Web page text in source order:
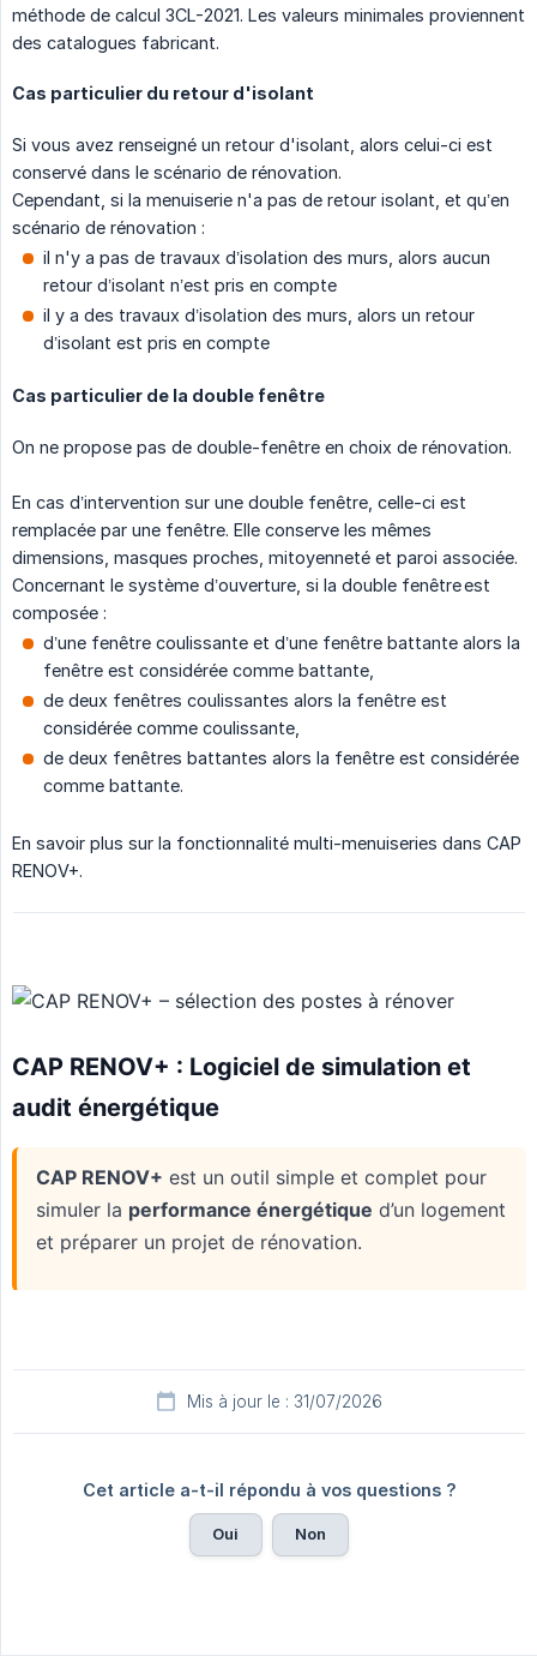
méthode de calcul 3CL-2021. Les valeurs minimales proviennent
des catalogues fabricant.
Cas particulier du retour d'isolant
Si vous avez renseigné un retour d'isolant, alors celui-ci est
conservé dans le scénario de rénovation.
Cependant, si la menuiserie n'a pas de retour isolant, et qu’en
scénario de rénovation :
il n'y a pas de travaux d’isolation des murs, alors aucun
retour d’isolant n’est pris en compte
il y a des travaux d’isolation des murs, alors un retour
d’isolant est pris en compte
Cas particulier de la double fenêtre
On ne propose pas de double-fenêtre en choix de rénovation.
En cas d’intervention sur une double fenêtre, celle-ci est
remplacée par une fenêtre. Elle conserve les mêmes
dimensions, masques proches, mitoyenneté et paroi associée.
Concernant le système d’ouverture, si la double fenêtre est
composée :
d’une fenêtre coulissante et d’une fenêtre battante alors la
fenêtre est considérée comme battante,
de deux fenêtres coulissantes alors la fenêtre est
considérée comme coulissante,
de deux fenêtres battantes alors la fenêtre est considérée
comme battante.
En savoir plus sur la fonctionnalité multi-menuiseries dans CAP
RENOV+.
Mis à jour le : 31/07/2026
Cet article a-t-il répondu à vos questions ?
Oui Non